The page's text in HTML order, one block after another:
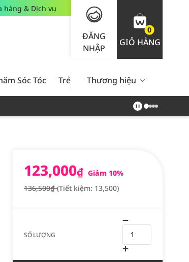
hàng & Dịch vụ
ĐĂNG
NHẬP
0
GIỎ HÀNG
Sóc Tóc Trẻ Em Nam Giới Chăm Sóc
Thương hiệu
123,000₫ Giảm 10%
136,500₫(Tiết kiệm: 13,500)
SỐ LƯỢNG